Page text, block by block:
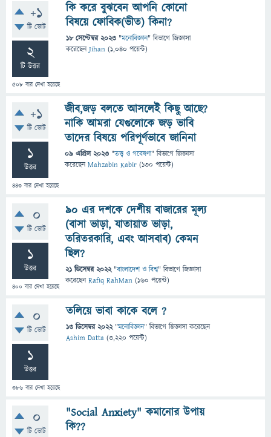
+1
টি ভোট
2
টি উত্তর
508 বার দেখা হয়েছে
কি করে বুঝবেন আপনি কোনো
বিষয়ে ফোবিক(ভীত) কিনা?
18 সেপ্টেম্বর 2023 "মনোবিজ্ঞান" বিভাগে জিজ্ঞাসা
করেছেনJihan (1,040 পয়েন্ট)
+1
টি ভোট
1
উত্তর
443 বার দেখা হয়েছে
জীব,জড় বলতে আসলেই কিছু আছে?
নাকি আমরা যেগুলোকে জড় ভাবি
তাদের বিষয়ে পরিপূর্ণভাবে জানিনা
09 এপ্রিল 2023 "তত্ত্ব ও গবেষণা" বিভাগে জিজ্ঞাসা
করেছেনMahzabin Kabir (130 পয়েন্ট)
0
টি ভোট
1
উত্তর
400 বার দেখা হয়েছে
৯০ এর দশকে দেশীয় বাজারের মূল্য
(বাসা ভাড়া, যাতায়াত ভাড়া,
তরিতরকারি, এবং আসবাব) কেমন
ছিল?
21 ডিসেম্বর 2022 "বাংলাদেশ ও বিশ্ব" বিভাগে জিজ্ঞাসা
করেছেনRafiq RahMan (160 পয়েন্ট)
0
টি ভোট
1
উত্তর
386 বার দেখা হয়েছে
তলিয়ে ভাবা কাকে বলে ?
13 ডিসেম্বর 2022 "মনোবিজ্ঞান" বিভাগে জিজ্ঞাসাকরেছেন
Ashim Datta (3,220 পয়েন্ট)
0
টি ভোট
"Social Anxiety" কমানোর উপায়
কি??